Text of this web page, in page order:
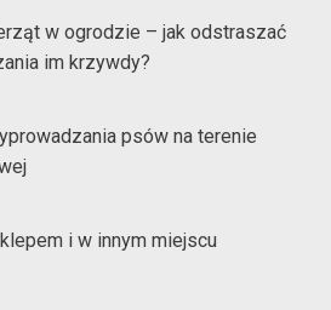
w ogrodzie – jak odstraszać
im krzywdy?
psów na terenie
i w innym miejscu